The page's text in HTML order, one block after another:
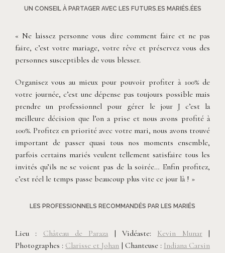
UN CONSEIL À PARTAGER AVEC LES FUTURS.ES MARIÉS.ÉES
« Ne laissez personne vous dire comment faire et ne pas
faire, c’est votre mariage, votre rêve et préservez vous des
personnes susceptibles de vous blesser.
Organisez vous au mieux pour pouvoir profiter à 100% de
votre journée, c’est une dépense pas toujours possible mais
prendre un professionnel pour gérer le jour J c’est la
meilleure décision que l’on a prise et nous avons profité à
100%. Profitez en priorité avec votre mari, nous avons trouvé
important de passer quasi tous nos moments ensemble,
parfois certains mariés veulent tellement satisfaire tous les
invités qu’ils ne se voient pas de la soirée… Enfin profitez,
c’est réel le temps passe beaucoup plus vite ce jour là ! »
LES PROFESSIONNELS RECOMMANDÉS PAR LES MARIÉS
Lieu : Château de Paraza | Vidéaste: Kevin Munar |
Photographes : Clarisse et Johan | Chanteuse : Indiana Carsin